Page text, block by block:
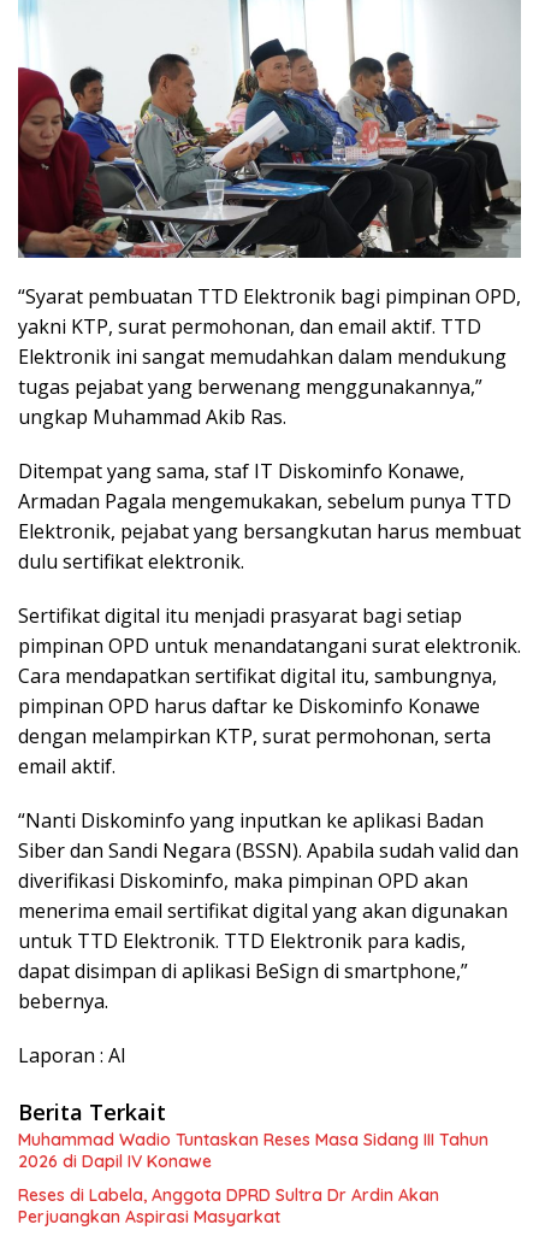
“Syarat pembuatan TTD Elektronik bagi pimpinan OPD,
yakni KTP, surat permohonan, dan email aktif. TTD
Elektronik ini sangat memudahkan dalam mendukung
tugas pejabat yang berwenang menggunakannya,”
ungkap Muhammad Akib Ras.
Ditempat yang sama, staf IT Diskominfo Konawe,
Armadan Pagala mengemukakan, sebelum punya TTD
Elektronik, pejabat yang bersangkutan harus membuat
dulu sertifikat elektronik.
Sertifikat digital itu menjadi prasyarat bagi setiap
pimpinan OPD untuk menandatangani surat elektronik.
Cara mendapatkan sertifikat digital itu, sambungnya,
pimpinan OPD harus daftar ke Diskominfo Konawe
dengan melampirkan KTP, surat permohonan, serta
email aktif.
“Nanti Diskominfo yang inputkan ke aplikasi Badan
Siber dan Sandi Negara (BSSN). Apabila sudah valid dan
diverifikasi Diskominfo, maka pimpinan OPD akan
menerima email sertifikat digital yang akan digunakan
untuk TTD Elektronik. TTD Elektronik para kadis,
dapat disimpan di aplikasi BeSign di smartphone,”
bebernya.
Laporan : Al
Berita Terkait
Muhammad Wadio Tuntaskan Reses Masa Sidang III Tahun
2026 di Dapil IV Konawe
Reses di Labela, Anggota DPRD Sultra Dr Ardin Akan
Perjuangkan Aspirasi Masyarkat